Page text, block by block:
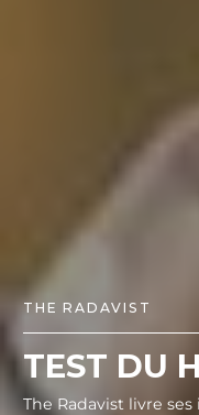
THE RADAVIST
TEST DU
The Radavist livre